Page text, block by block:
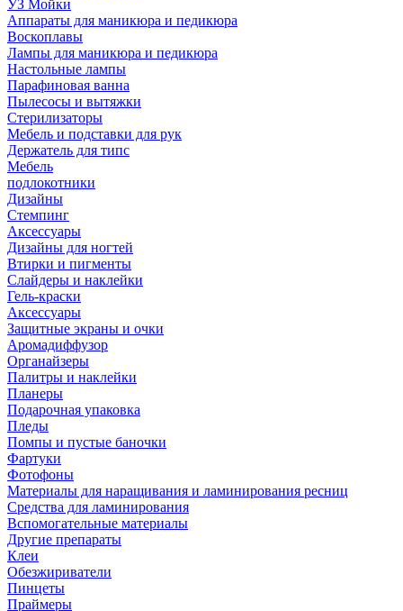
УЗ Мойки
Аппараты для маникюра и педикюра
Воскоплавы
Лампы для маникюра и педикюра
Настольные лампы
Парафиновая ванна
Пылесосы и вытяжки
Стерилизаторы
Мебель и подставки для рук
Держатель для типс
Мебель
подлокотники
Дизайны
Стемпинг
Аксессуары
Дизайны для ногтей
Втирки и пигменты
Слайдеры и наклейки
Гель-краски
Аксессуары
Защитные экраны и очки
Аромадиффузор
Органайзеры
Палитры и наклейки
Планеры
Подарочная упаковка
Пледы
Помпы и пустые баночки
Фартуки
Фотофоны
Материалы для наращивания и ламинирования ресниц
Средства для ламинирования
Вспомогательные материалы
Другие препараты
Клеи
Обезжириватели
Пинцеты
Праймеры